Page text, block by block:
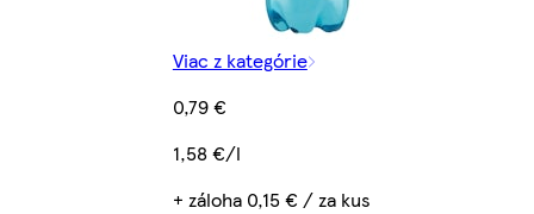
Viac z kategórie
0,79 €
1,58 €/l
+ záloha 0,15 € / za kus